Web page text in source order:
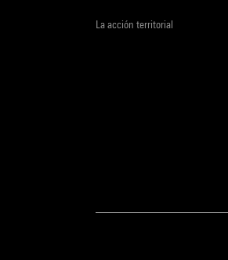
La acción territorial